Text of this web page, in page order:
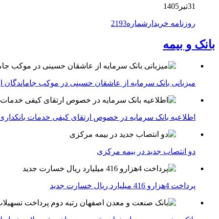
31تیر1405
روزنامه خریدارشماره2193
بانک و بیمه
میزبانی بانک سرمایه از عاشقان حسینی در موکب جاماندگان
اطلاعیه بانک سرمایه در خصوص ارتقای کیفی خدمات
دو انتصاب جدید در بیمه مركزی
پرداخت 4هزارو 416 میلیارد ریال خسارت جدید